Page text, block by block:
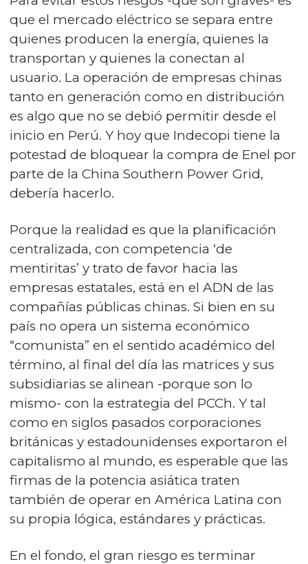
que el mercado eléctrico se separa entre
quienes producen la energía, quienes la
transportan y quienes la conectan al
usuario. La operación de empresas chinas
tanto en generación como en distribución
es algo que no se debió permitir desde el
inicio en Perú. Y hoy que Indecopi tiene la
potestad de bloquear la compra de Enel por
parte de la China Southern Power Grid,
debería hacerlo.
Porque la realidad es que la planificación
centralizada, con competencia ‘de
mentiritas’ y trato de favor hacia las
empresas estatales, está en el ADN de las
compañías públicas chinas. Si bien en su
país no opera un sistema económico
“comunista” en el sentido académico del
término, al final del día las matrices y sus
subsidiarias se alinean -porque son lo
mismo- con la estrategia del PCCh. Y tal
como en siglos pasados corporaciones
británicas y estadounidenses exportaron el
capitalismo al mundo, es esperable que las
firmas de la potencia asiática traten
también de operar en América Latina con
su propia lógica, estándares y prácticas.
En el fondo, el gran riesgo es terminar